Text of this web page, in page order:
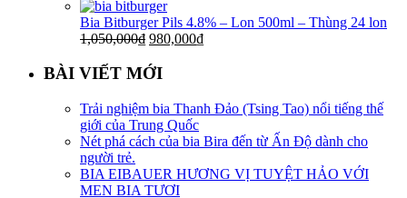
Bia Bitburger Pils 4.8% – Lon 500ml – Thùng 24 lon
1,050,000₫ 980,000₫
BÀI VIẾT MỚI
Trải nghiệm bia Thanh Đảo (Tsing Tao) nổi tiếng thế
giới của Trung Quốc
Nét phá cách của bia Bira đến từ Ấn Độ dành cho
người trẻ.
BIA EIBAUER HƯƠNG VỊ TUYỆT HẢO VỚI
MEN BIA TƯƠI